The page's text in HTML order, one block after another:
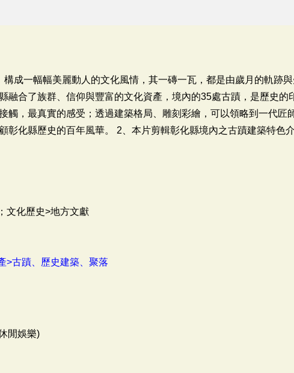
成一幅幅美麗動人的文化風情，其一磚一瓦，都是由歲月的軌跡
融合了族群、信仰與豐富的文化資產，境內的35處古蹟，是歷史的
觸，最真實的感受；透過建築格局、雕刻彩繪，可以領略到一代匠
彰化縣歷史的百年風華。 2、本片剪輯彰化縣境內之古蹟建築特色
文化歷史>地方文獻
>古蹟、歷史建築、聚落
閒娛樂)